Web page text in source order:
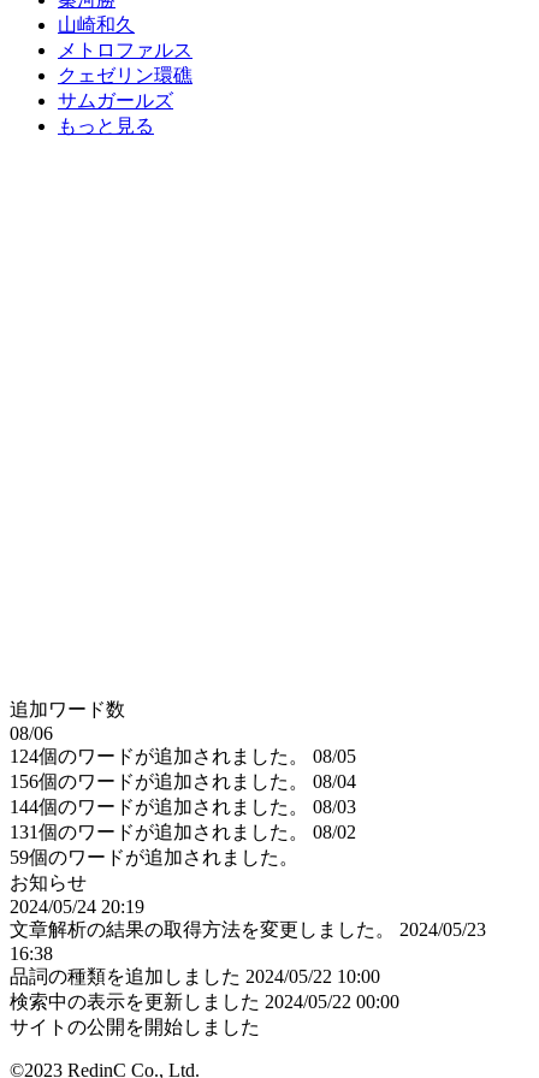
山崎和久
メトロファルス
クェゼリン環礁
サムガールズ
もっと見る
追加ワード数
08/06
124個のワードが追加されました。
08/05
156個のワードが追加されました。
08/04
144個のワードが追加されました。
08/03
131個のワードが追加されました。
08/02
59個のワードが追加されました。
お知らせ
2024/05/24 20:19
文章解析の結果の取得方法を変更しました。
2024/05/23
16:38
品詞の種類を追加しました 2024/05/22 10:00
検索中の表示を更新しました 2024/05/22 00:00
サイトの公開を開始しました
©2023 RedinC Co., Ltd.